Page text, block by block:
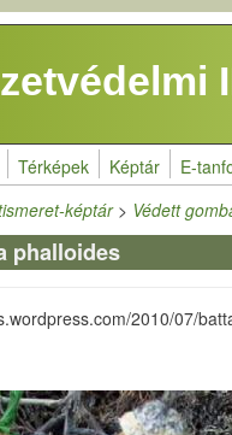
Térképek Képtár E-
képtár> Védett
phalloides
2010/07/